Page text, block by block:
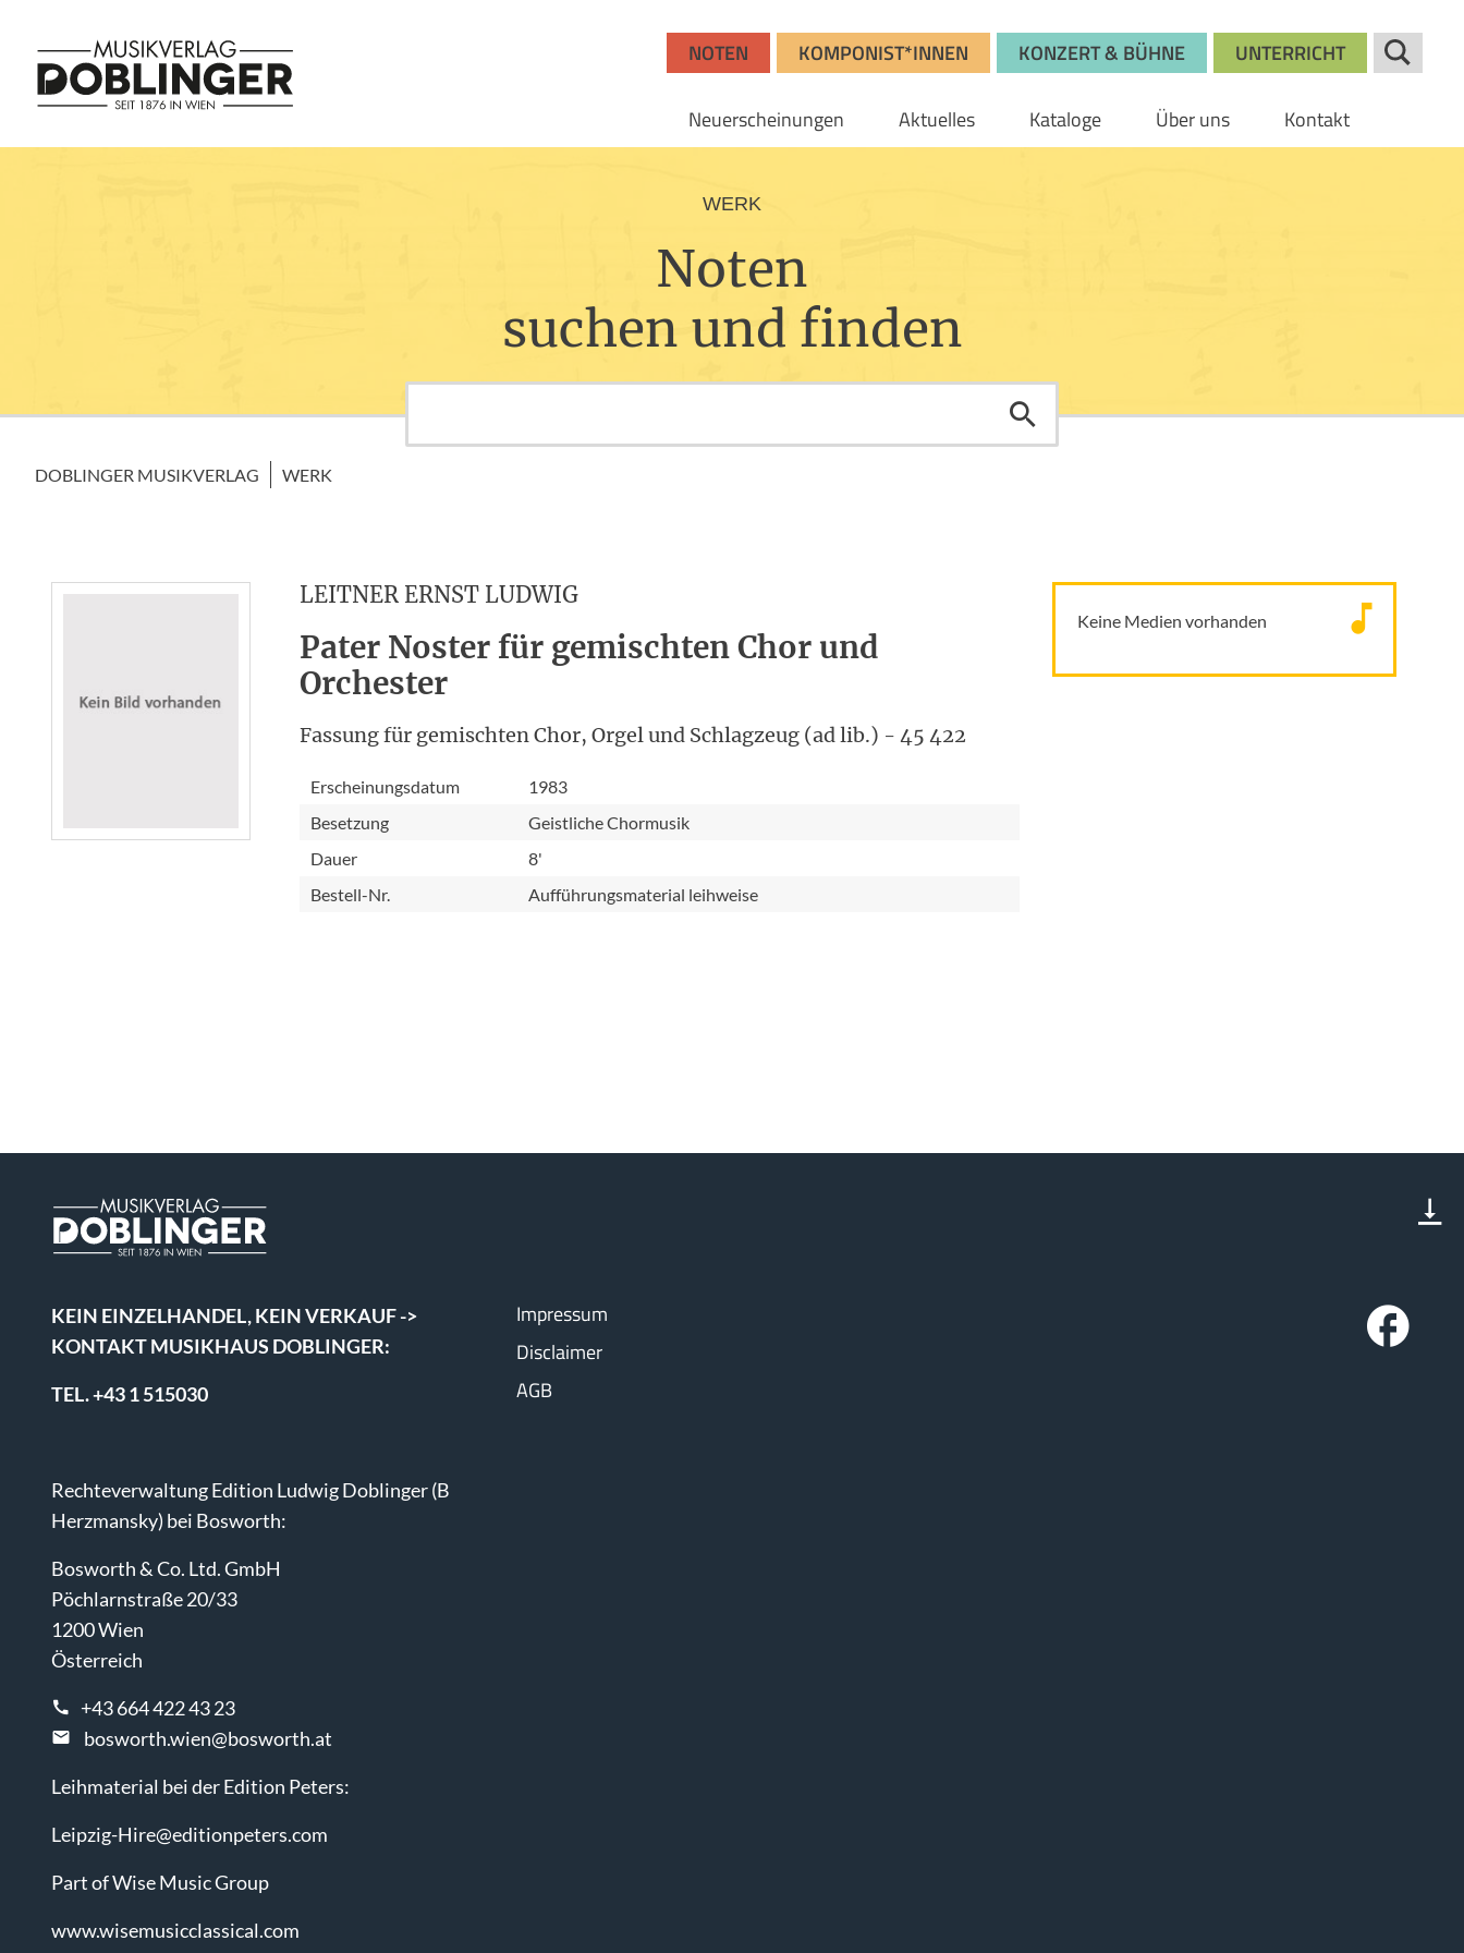
NOTEN KOMPONIST*INNEN KONZERT & BÜHNE UNTERRICHT
Neuerscheinungen Aktuelles Kataloge Über uns Kontakt
WERK
Noten
suchen und finden
DOBLINGER MUSIKVERLAG WERK
LEITNER ERNST LUDWIG
Pater Noster für gemischten Chor und
Orchester
Fassung für gemischten Chor, Orgel und Schlagzeug (ad lib.) - 45 422
Erscheinungsdatum
1983
Besetzung
Geistliche Chormusik
Dauer
8'
Bestell-Nr.
Aufführungsmaterial leihweise
Keine Medien vorhanden
KEIN EINZELHANDEL, KEIN VERKAUF ->
KONTAKT MUSIKHAUS DOBLINGER:
TEL. +43 1 515030
Rechteverwaltung Edition Ludwig Doblinger (B
Herzmansky) bei Bosworth:
Bosworth & Co. Ltd. GmbH
Pöchlarnstraße 20/33
1200 Wien
Österreich
+43 664 422 43 23
bosworth.wien@bosworth.at
Leihmaterial bei der Edition Peters:
Leipzig-Hire@editionpeters.com
Part of Wise Music Group
www.wisemusicclassical.com
Impressum
Disclaimer
AGB